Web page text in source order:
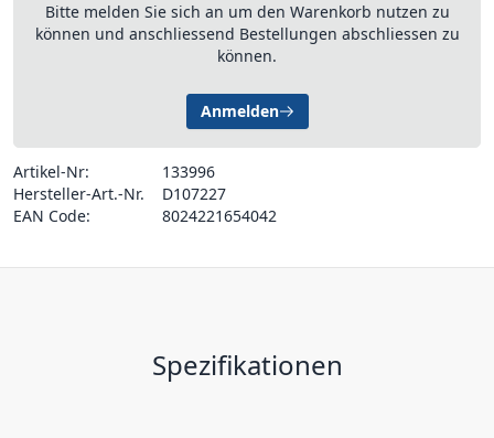
Bitte melden Sie sich an um den Warenkorb nutzen zu
können und anschliessend Bestellungen abschliessen zu
können.
Anmelden
Artikel-Nr:
133996
Hersteller-Art.-Nr.
D107227
EAN Code:
8024221654042
Spezifikationen